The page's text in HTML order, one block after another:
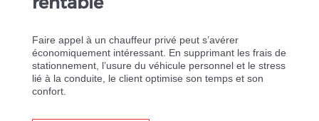
Faire appel à un chauffeur privé peut s’avérer
économiquement intéressant. En supprimant les frais de
stationnement, l’usure du véhicule personnel et le stress
lié à la conduite, le client optimise son temps et son
confort.